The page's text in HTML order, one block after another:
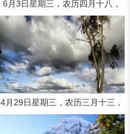
6月3日星期三，农历四月十八，
工作愉快，平安喜乐
4月29日星期三，农历三月十三，
工作愉快，平安喜乐